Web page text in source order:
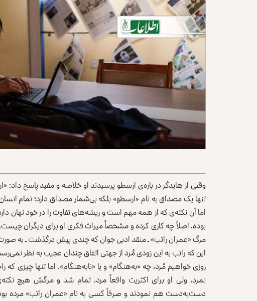
وقتی از هایدگر در باره‌ی ارسطو پرسیدند او خلاصه و مفید پاسخ داد:
تنها یک مصداق به نام «ارسطو» بلکه بی‌شمار مصداق دارد؛ تمام
اما آن نکته‌ی که از همه مهم است و ریشه‌های تفاوت را در خود نهان
بوده، اصلاً چه کاری کرده و مشخصاً میراث فکری او برای دیگران
مرگ «عمران راتب» ـ‌ ‌‌منقد ادبی جوان که چندی پیش درگذشت‌ ـ به
این که راتب به این زودی مُرد از جهتی اتفاق چندان عجیب به ‌نظر
روزی خواهیم مُرد، چه «به‌هنگام» و یا «نا‌به‌هنگام». اما تنها چیزی
نمرد، ولی او برای اکثریت واقعاً مرد، تمام شد و مرگش هیچ
دست‌به‌دست هم نمودند و صرفاً کسی به نام «عمران راتب» مرده